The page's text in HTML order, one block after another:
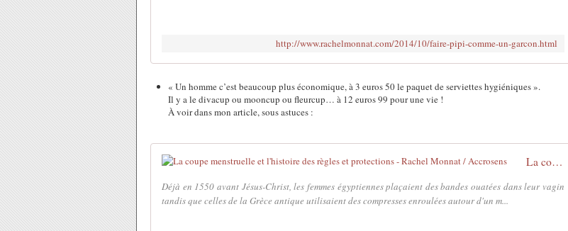
http://www.rachelmonnat.com/2014/10/faire-pipi-comme-un-garcon.html
« Un homme c’est beaucoup plus économique, à 3 euros 50 le paquet de serviettes hygiéniques ».
Il y a le divacup ou mooncup ou fleurcup… à 12 euros 99 pour une vie !
À voir dans mon article, sous astuces :
La coupe menstruelle et l'histoire des règles et protections - Rachel Monnat / Accrosens
Déjà en 1550 avant Jésus-Christ, les femmes égyptiennes plaçaient des bandes ouatées dans leur vagin
tandis que celles de la Grèce antique utilisaient des compresses enroulées autour d'un m...